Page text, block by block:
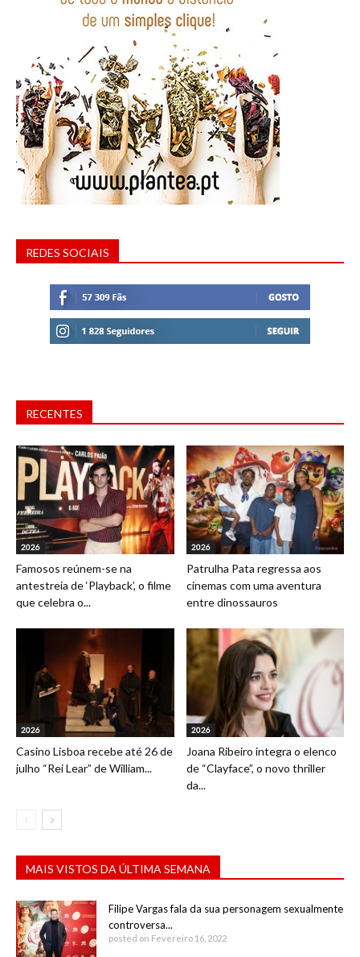
REDES SOCIAIS
RECENTES
2026
Famosos reúnem-se na
antestreia de ‘Playback’, o filme
que celebra o...
2026
Patrulha Pata regressa aos
cinemas com uma aventura
entre dinossauros
2026
Casino Lisboa recebe até 26 de
julho “Rei Lear” de William...
2026
Joana Ribeiro integra o elenco
de “Clayface”, o novo thriller
da...
MAIS VISTOS DA ÚLTIMA SEMANA
Filipe Vargas fala da sua personagem sexualmente
controversa...
posted on Fevereiro 16, 2022